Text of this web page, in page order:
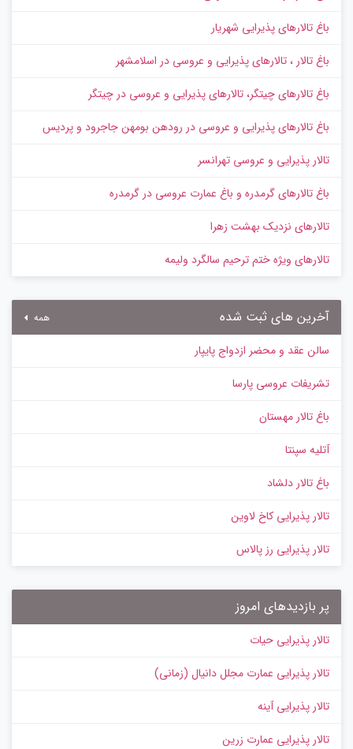
باغ تالارهای پذیرایی شهریار
باغ تالار ، تالارهای پذیرایی و عروسی در اسلامشهر
باغ تالارهای چیتگر، تالارهای پذیرایی و عروسی در چیتگر
باغ تالارهای پذیرایی و عروسی در رودهن بومهن جاجرود و پردیس
تالار پذیرایی و عروسی تهرانسر
باغ تالارهای گرمدره و باغ عمارت عروسی در گرمدره
تالارهای نزدیک بهشت زهرا
تالارهای ویژه ختم ترحیم سالگرد ولیمه
آخرین های ثبت شده همه
سالن عقد و محضر ازدواج پایپار
تشریفات عروسی پارسا
باغ تالار مهستان
آتلیه سپنتا
باغ تالار دلشاد
تالار پذیرایی کاخ لاوین
تالار پذیرایی رز پالاس
پر بازدیدهای امروز
تالار پذیرایی حیات
تالار پذیرایی عمارت مجلل دانیال (زمانی)
تالار پذیرایی آینه
تالار پذیرایی عمارت زرین